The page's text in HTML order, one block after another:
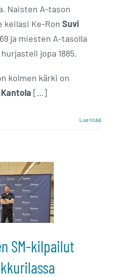
Naisten A-tason
keilasi Ke-Ron Suvi
ja miesten A-tasolla
hurjasteli jopa 1885.
kolmen kärki on
[…]
Lue lisää
SM-
SM-kilpailut